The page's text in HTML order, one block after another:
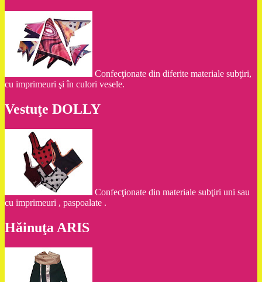
Confecţionate din diferite materiale subţiri,
cu imprimeuri şi în culori vesele.
Vestuţe DOLLY
Confecţionate din materiale subţiri uni sau
cu imprimeuri , paspoalate .
Hăinuţa ARIS